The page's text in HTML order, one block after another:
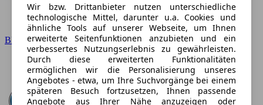
BMW
Wir bzw. Drittanbieter nutzen unterschiedliche
technologische Mittel, darunter u.a. Cookies und
ähnliche Tools auf unserer Webseite, um Ihnen
erweiterte Seitenfunktionen anzubieten und ein
verbessertes Nutzungserlebnis zu gewährleisten.
Durch diese erweiterten Funktionalitäten
ermöglichen wir die Personalisierung unseres
Angebotes - etwa, um Ihre Suchvorgänge bei einem
späteren Besuch fortzusetzen, Ihnen passende
Angebote aus Ihrer Nähe anzuzeigen oder